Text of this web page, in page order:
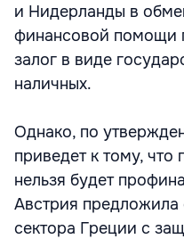
и Нидерланды в
финансовой помощи
залог в виде
наличных.
Однако, по
приведет к тому, что
нельзя будет
Австрия предложила
сектора Греции с